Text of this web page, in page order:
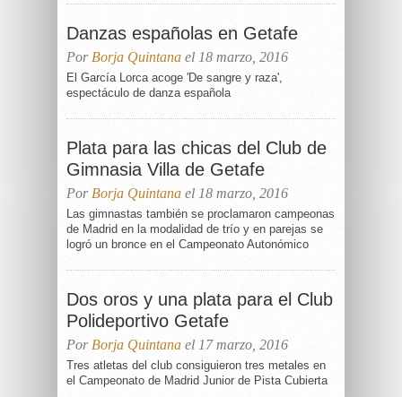
Danzas españolas en Getafe
Por Borja Quintana el 18 marzo, 2016
El García Lorca acoge 'De sangre y raza',
espectáculo de danza española
Plata para las chicas del Club de
Gimnasia Villa de Getafe
Por Borja Quintana el 18 marzo, 2016
Las gimnastas también se proclamaron campeonas
de Madrid en la modalidad de trío y en parejas se
logró un bronce en el Campeonato Autonómico
Dos oros y una plata para el Club
Polideportivo Getafe
Por Borja Quintana el 17 marzo, 2016
Tres atletas del club consiguieron tres metales en
el Campeonato de Madrid Junior de Pista Cubierta